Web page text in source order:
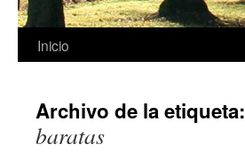
Saltar
contenido
Inicio
Archivo de la etiqueta:
baratas